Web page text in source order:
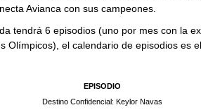
Avianca con sus campeones.
tendrá 6 episodios (uno por mes con la
Olímpicos), el calendario de episodios es
EPISODIO
Destino Confidencial: Keylor Navas